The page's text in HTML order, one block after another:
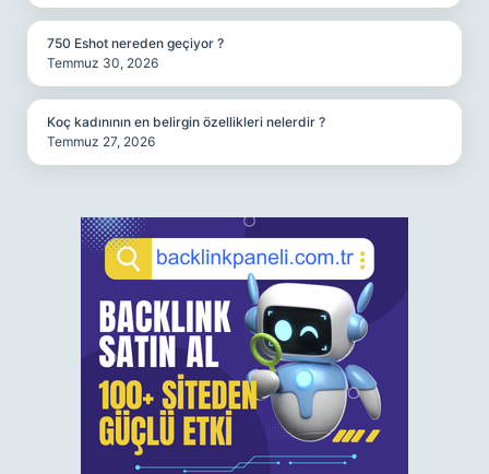
750 Eshot nereden geçiyor ?
Temmuz 30, 2026
Koç kadınının en belirgin özellikleri nelerdir ?
Temmuz 27, 2026